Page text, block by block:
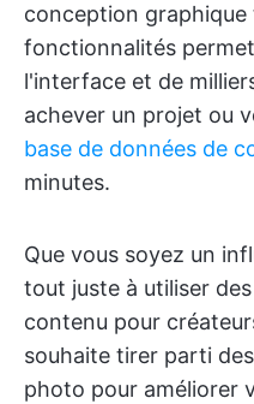
conception
fonctionnalités
l'interface et de
achever un projet ou
base de données de
minutes.
Que vous soyez un
tout juste à utiliser
contenu pour
souhaite tirer parti
photo pour améliorer